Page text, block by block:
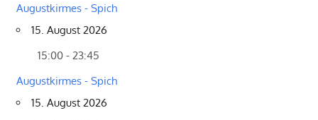
Augustkirmes - Spich
15. August 2026
15:00 - 23:45
Augustkirmes - Spich
15. August 2026